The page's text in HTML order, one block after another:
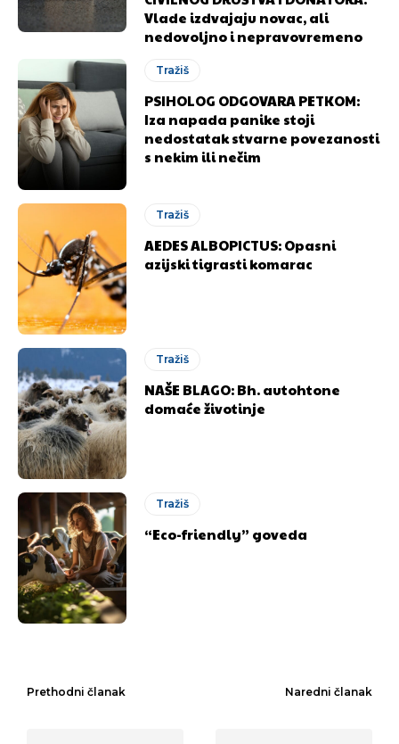
Vlade izdvajaju novac, ali
nedovoljno i nepravovremeno
Tražiš
PSIHOLOG ODGOVARA PETKOM:
Iza napada panike stoji
nedostatak stvarne povezanosti
s nekim ili nečim
Tražiš
AEDES ALBOPICTUS: Opasni
azijski tigrasti komarac
Tražiš
NAŠE BLAGO: Bh. autohtone
domaće životinje
Tražiš
“Eco-friendly” goveda
Prethodni članak Naredni članak